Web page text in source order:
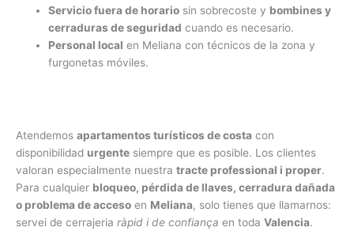
Servicio fuera de horario sin sobrecoste y bombines y
cerraduras de seguridad cuando es necesario.
Personal local en Meliana con técnicos de la zona y
furgonetas móviles.
Atendemos apartamentos turísticos de costa con
disponibilidad urgente siempre que es posible. Los clientes
valoran especialmente nuestra tracte professional i proper.
Para cualquier bloqueo, pérdida de llaves, cerradura dañada
o problema de acceso en Meliana, solo tienes que llamarnos:
servei de cerrajeria ràpid i de confiança en toda Valencia.